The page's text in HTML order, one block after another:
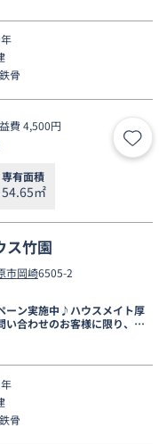
骨
費 4,500円
お気
専有面積
54.65㎡
ス竹園
市岡崎6505-2
ーン実施中♪ハウスメイト厚
い合わせのお客様に限り、９
料♪
骨